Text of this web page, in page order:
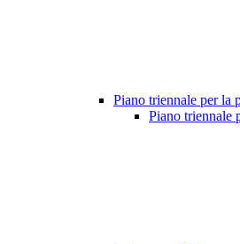
Piano triennale per la
Piano triennale